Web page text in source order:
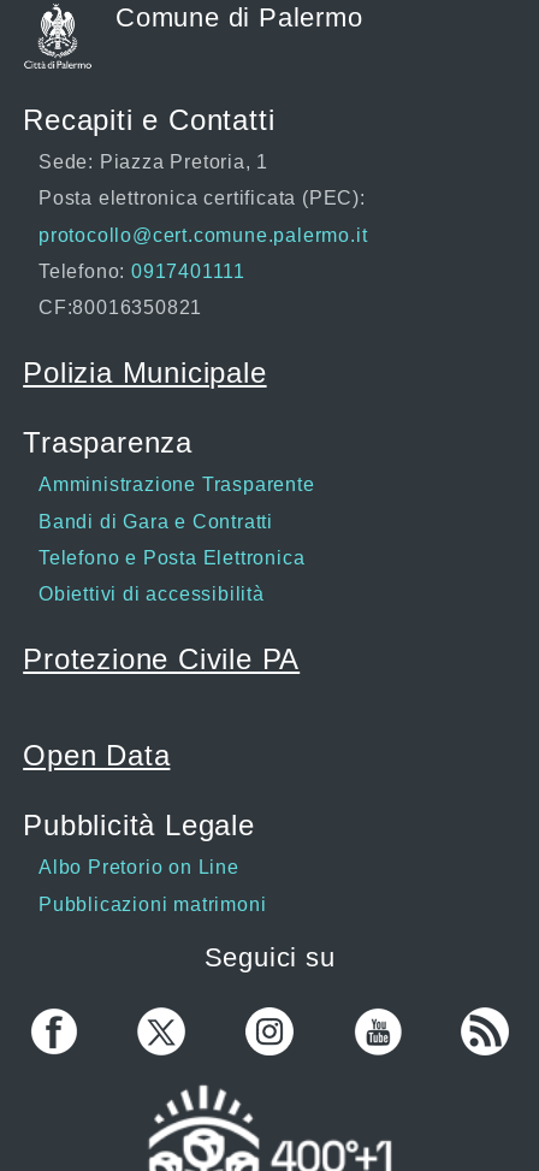
Comune di Palermo
Recapiti e Contatti
Sede: Piazza Pretoria, 1
Posta elettronica certificata (PEC):
protocollo@cert.comune.palermo.it
Telefono: 0917401111
CF:80016350821
Polizia Municipale
Trasparenza
Amministrazione Trasparente
Bandi di Gara e Contratti
Telefono e Posta Elettronica
Obiettivi di accessibilità
Protezione Civile PA
Open Data
Pubblicità Legale
Albo Pretorio on Line
Pubblicazioni matrimoni
Seguici su